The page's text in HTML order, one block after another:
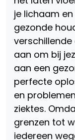
je lichaam
gezonde
aan om bij
aan een
perfecte
en
ziektes.
grenzen tot
iedereen